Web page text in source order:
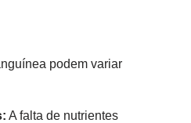
podem variar
A falta de nutrientes